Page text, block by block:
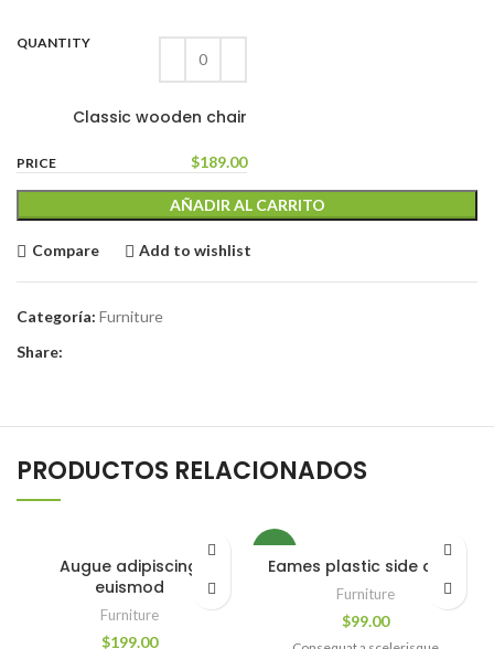
Classic wooden chair
$189.00
AÑADIR AL CARRITO
Compare Add to wishlist
Categoría: Furniture
Share:
PRODUCTOS RELACIONADOS
Augue adipiscing
euismod
Furniture
$199.00
Eames plastic side chair
Furniture
$99.00